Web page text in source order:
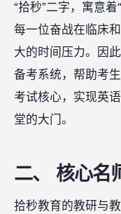
“拾秒”二字，寓意
每一位奋战在临床
大的时间压力。因
备考系统，帮助考
考试核心，实现英
堂的大门。
二、 核心名
拾秒教育的教研与